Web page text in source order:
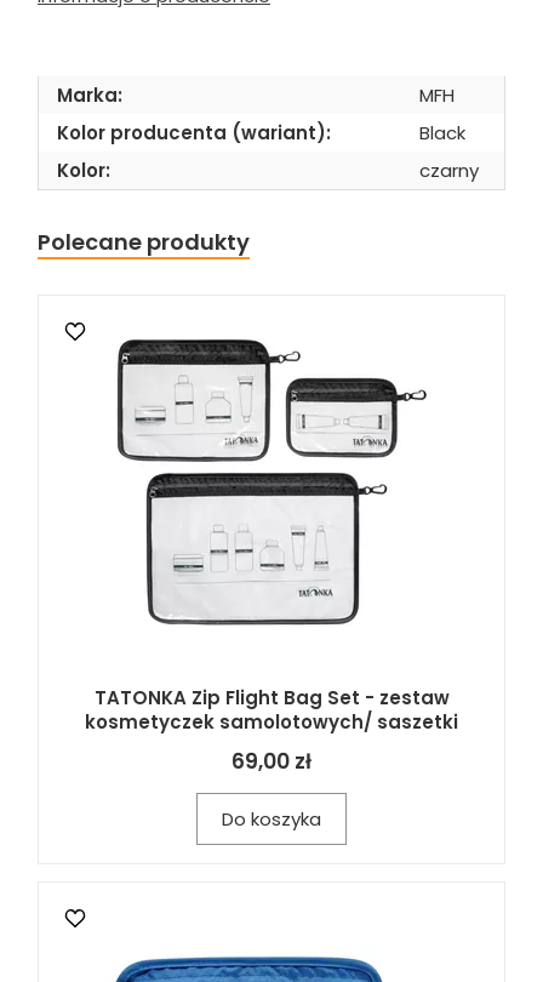
Marka:
MFH
Kolor producenta (wariant):
Black
Kolor:
czarny
Polecane produkty
TATONKA Zip Flight Bag Set - zestaw
kosmetyczek samolotowych/ saszetki
69,00 zł
Do koszyka